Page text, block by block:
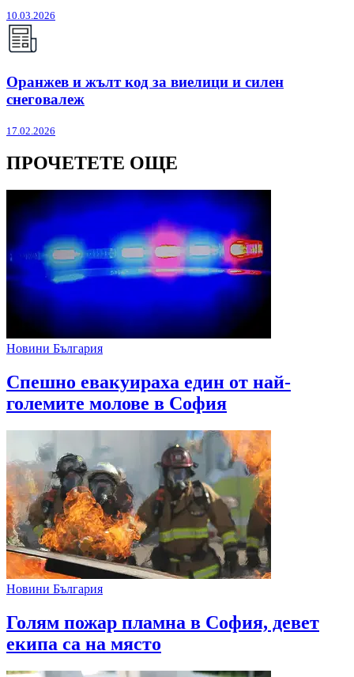
10.03.2026
Оранжев и жълт код за виелици и силен
снеговалеж
17.02.2026
ПРОЧЕТЕТЕ ОЩЕ
Новини България
Спешно евакуираха един от най-
големите молове в София
Новини България
Голям пожар пламна в София, девет
екипа са на място